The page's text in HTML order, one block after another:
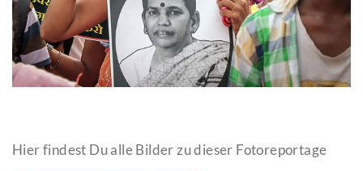
Hier findest Du alle Bilder zu dieser Fotoreportage